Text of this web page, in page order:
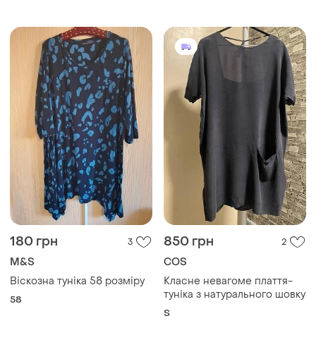
180 грн 3
M&S
Віскозна туніка 58 розміру
58
850 грн 2
COS
Класне невагоме плаття-
туніка з натурального шовку
S